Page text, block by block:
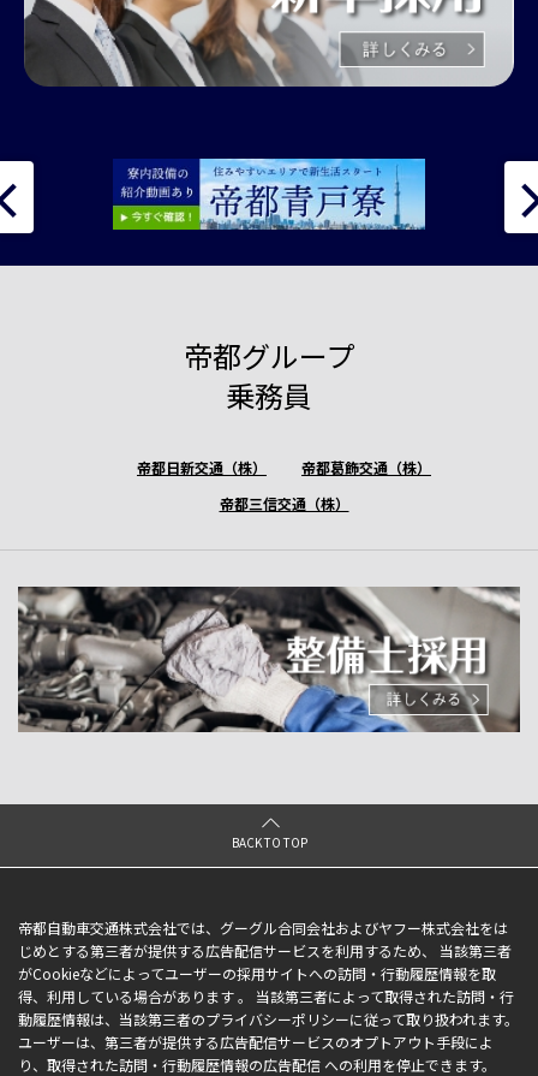
帝都グループ
乗務員
帝都日新交通（株）
帝都葛飾交通（株）
帝都三信交通（株）
BACK TO TOP
帝都自動車交通株式会社では、グーグル合同会社およびヤフー株式会社をは
じめとする第三者が提供する広告配信サービスを利用するため、 当該第三者
がCookieなどによってユーザーの採用サイトへの訪問・行動履歴情報を取
得、利用している場合があります 。 当該第三者によって取得された訪問・行
動履歴情報は、当該第三者のプライバシーポリシーに従って取り扱われます。
ユーザーは、第三者が提供する広告配信サービスのオプトアウト手段によ
り、取得された訪問・行動履歴情報の広告配信 への利用を停止できます。